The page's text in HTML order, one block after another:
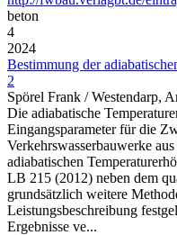
beton
4
2024
Bestimmung der
2
Spörel Frank / Westendarp,
Die adiabatische
Eingangsparameter für die
Verkehrswasserbauwerke
adiabatischen
LB 215 (2012) neben dem
grundsätzlich weitere
Leistungsbeschreibung
Ergebnisse ve...